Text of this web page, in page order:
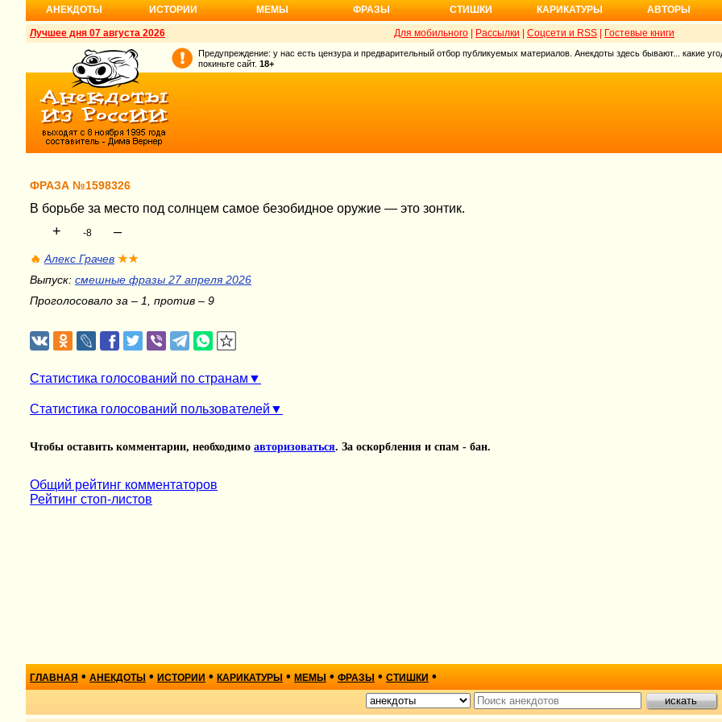
АНЕКДОТЫ ИСТОРИИ МЕМЫ ФРАЗЫ СТИШКИ КАРИКАТУРЫ АВТОРЫ
Лучшее дня 07 августа 2026 Для мобильного Рассылки Соцсети и RSS Гостевые книги
Предупреждение: у нас есть цензура и предварительный отбор публикуемых материалов. Анекдоты здесь бывают... какие
покиньте сайт. 18+
ФРАЗА №1598326
В борьбе за место под солнцем самое безобидное оружие — это зонтик.
+ -8 –
🔥 Алекс Грачев ★★
Выпуск: смешные фразы 27 апреля 2026
Проголосовало за – 1, против – 9
Статистика голосований по странам
Статистика голосований пользователей
Чтобы оставить комментарии, необходимо авторизоваться. За оскорбления и спам - бан.
Общий рейтинг комментаторов
Рейтинг стоп-листов
ГЛАВНАЯ • АНЕКДОТЫ • ИСТОРИИ • КАРИКАТУРЫ • МЕМЫ • ФРАЗЫ • СТИШКИ •